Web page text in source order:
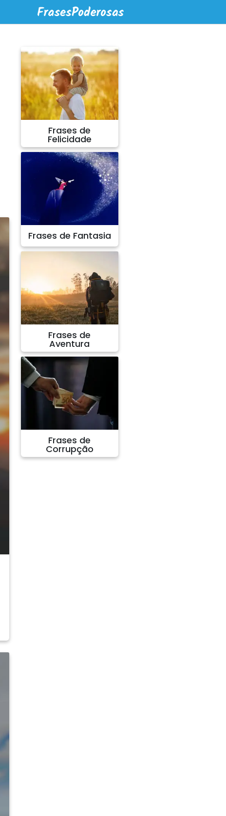
Frases de
Felicidade
Frases de Fantasia
Frases de
Aventura
Frases de
Corrupção